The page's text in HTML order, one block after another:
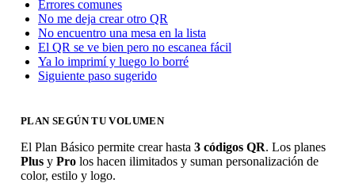
Errores comunes
No me deja crear otro QR
No encuentro una mesa en la lista
El QR se ve bien pero no escanea fácil
Ya lo imprimí y luego lo borré
Siguiente paso sugerido
PLAN SEGÚN TU VOLUMEN
El Plan Básico permite crear hasta 3 códigos QR. Los planes
Plus y Pro los hacen ilimitados y suman personalización de
color, estilo y logo.